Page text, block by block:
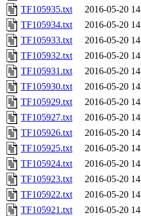
TF105935.txt
2016-05-20
TF105934.txt
2016-05-20
TF105933.txt
2016-05-20
TF105932.txt
2016-05-20
TF105931.txt
2016-05-20
TF105930.txt
2016-05-20
TF105929.txt
2016-05-20
TF105927.txt
2016-05-20
TF105926.txt
2016-05-20
TF105925.txt
2016-05-20
TF105924.txt
2016-05-20
TF105923.txt
2016-05-20
TF105922.txt
2016-05-20
TF105921.txt
2016-05-20